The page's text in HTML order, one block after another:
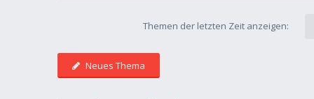
Themen der letzten Zeit anzeigen:
Neues Thema